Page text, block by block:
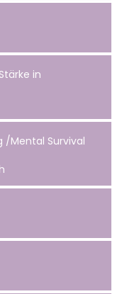
in
/Mental Survival